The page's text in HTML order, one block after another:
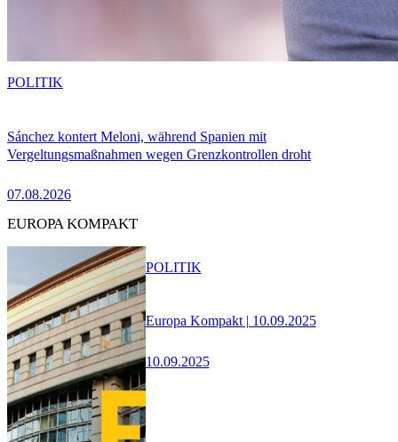
Sánchez kontert Meloni, während Spanien mit
Vergeltungsmaßnahmen wegen Grenzkontrollen droht
07.08.2026
POLITIK
EUROPA KOMPAKT
Europa Kompakt | 10.09.2025
10.09.2025
POLITIK